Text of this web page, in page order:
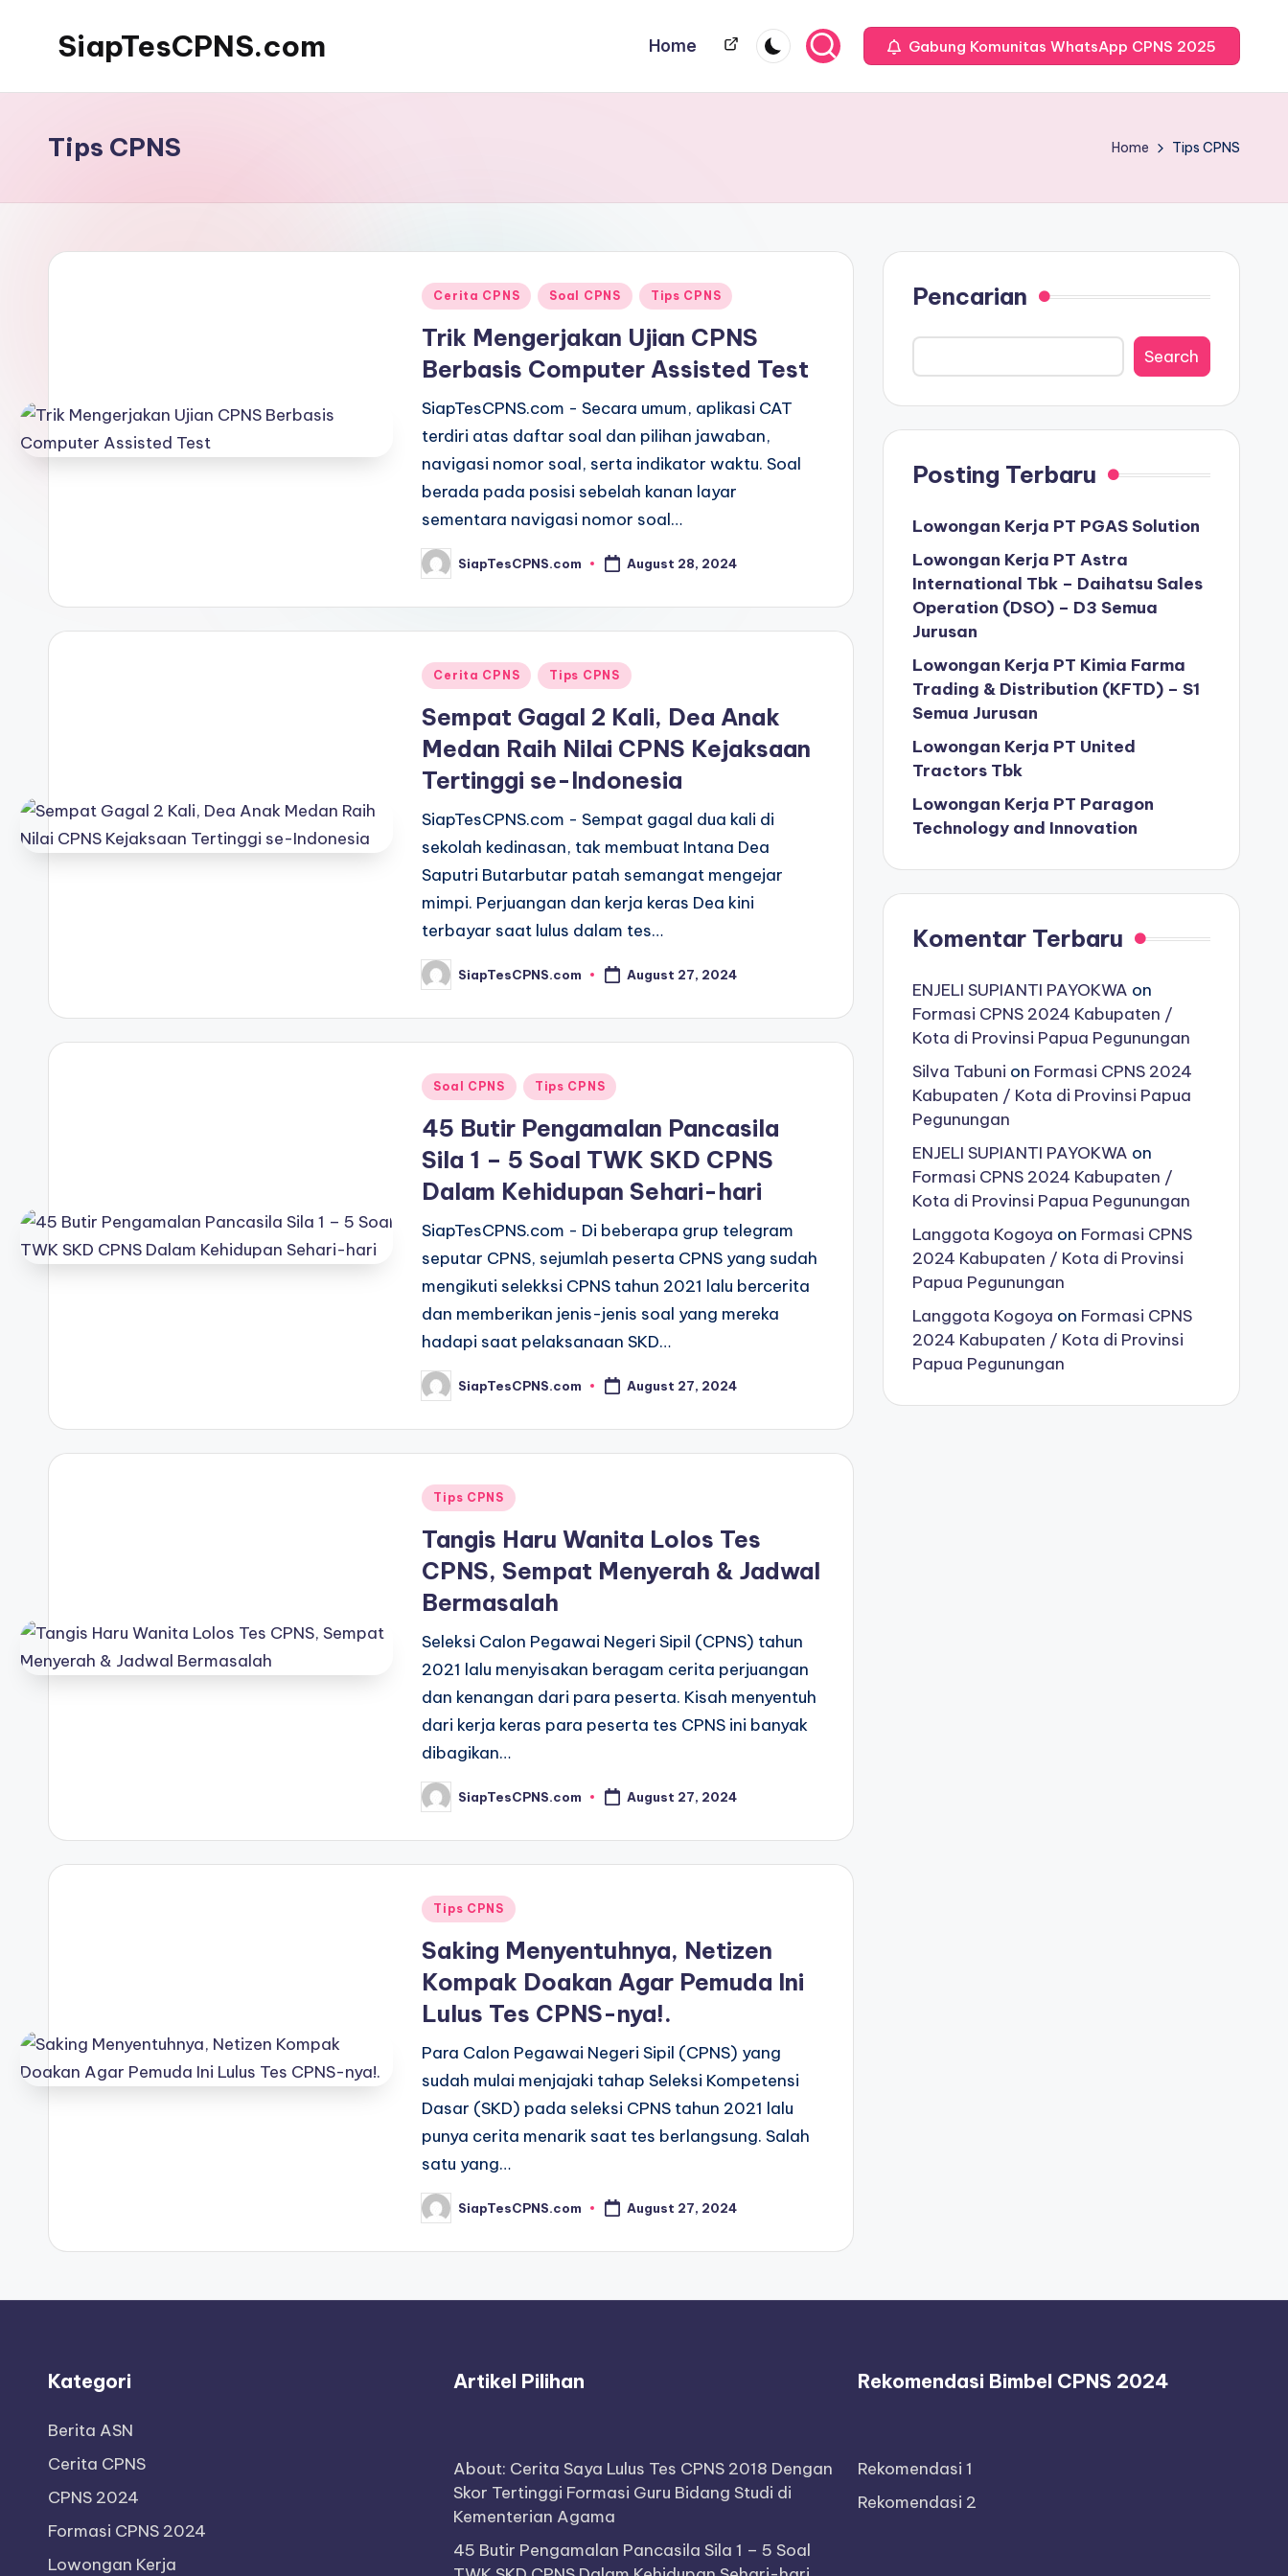
SiapTesCPNS.com Home Home Gabung Komunitas WhatsApp CPNS 2025
Tips CPNS Home Tips CPNS
Posted
Cerita CPNS Soal CPNS Tips CPNS
Trik Mengerjakan Ujian CPNS
Berbasis Computer Assisted Test
SiapTesCPNS.com - Secara umum, aplikasi CAT
terdiri atas daftar soal dan pilihan jawaban,
navigasi nomor soal, serta indikator waktu. Soal
berada pada posisi sebelah kanan layar
sementara navigasi nomor soal…
Posted
by
SiapTesCPNS.com August 28, 2024
Posted
Cerita CPNS Tips CPNS
Sempat Gagal 2 Kali, Dea Anak
Medan Raih Nilai CPNS Kejaksaan
Tertinggi se-Indonesia
SiapTesCPNS.com - Sempat gagal dua kali di
sekolah kedinasan, tak membuat Intana Dea
Saputri Butarbutar patah semangat mengejar
mimpi. Perjuangan dan kerja keras Dea kini
terbayar saat lulus dalam tes…
Posted
by
SiapTesCPNS.com August 27, 2024
Posted
Soal CPNS Tips CPNS
45 Butir Pengamalan Pancasila
Sila 1 – 5 Soal TWK SKD CPNS
Dalam Kehidupan Sehari-hari
SiapTesCPNS.com - Di beberapa grup telegram
seputar CPNS, sejumlah peserta CPNS yang sudah
mengikuti selekksi CPNS tahun 2021 lalu bercerita
dan memberikan jenis-jenis soal yang mereka
hadapi saat pelaksanaan SKD…
Posted
by
SiapTesCPNS.com August 27, 2024
Posted
Tips CPNS
Tangis Haru Wanita Lolos Tes
CPNS, Sempat Menyerah & Jadwal
Bermasalah
Seleksi Calon Pegawai Negeri Sipil (CPNS) tahun
2021 lalu menyisakan beragam cerita perjuangan
dan kenangan dari para peserta. Kisah menyentuh
dari kerja keras para peserta tes CPNS ini banyak
dibagikan…
Posted
by
SiapTesCPNS.com August 27, 2024
Posted
Tips CPNS
Saking Menyentuhnya, Netizen
Kompak Doakan Agar Pemuda Ini
Lulus Tes CPNS-nya!.
Para Calon Pegawai Negeri Sipil (CPNS) yang
sudah mulai menjajaki tahap Seleksi Kompetensi
Dasar (SKD) pada seleksi CPNS tahun 2021 lalu
punya cerita menarik saat tes berlangsung. Salah
satu yang…
Posted
by
SiapTesCPNS.com August 27, 2024
Pencarian
Search
Posting Terbaru
Lowongan Kerja PT PGAS Solution
Lowongan Kerja PT Astra
International Tbk – Daihatsu Sales
Operation (DSO) – D3 Semua
Jurusan
Lowongan Kerja PT Kimia Farma
Trading & Distribution (KFTD) – S1
Semua Jurusan
Lowongan Kerja PT United
Tractors Tbk
Lowongan Kerja PT Paragon
Technology and Innovation
Komentar Terbaru
ENJELI SUPIANTI PAYOKWA on
Formasi CPNS 2024 Kabupaten /
Kota di Provinsi Papua Pegunungan
Silva Tabuni on Formasi CPNS 2024
Kabupaten / Kota di Provinsi Papua
Pegunungan
ENJELI SUPIANTI PAYOKWA on
Formasi CPNS 2024 Kabupaten /
Kota di Provinsi Papua Pegunungan
Langgota Kogoya on Formasi CPNS
2024 Kabupaten / Kota di Provinsi
Papua Pegunungan
Langgota Kogoya on Formasi CPNS
2024 Kabupaten / Kota di Provinsi
Papua Pegunungan
Kategori
Berita ASN
Cerita CPNS
CPNS 2024
Formasi CPNS 2024
Lowongan Kerja
Artikel Pilihan
About: Cerita Saya Lulus Tes CPNS 2018 Dengan
Skor Tertinggi Formasi Guru Bidang Studi di
Kementerian Agama
45 Butir Pengamalan Pancasila Sila 1 – 5 Soal
Rekomendasi Bimbel CPNS 2024
Rekomendasi 1
Rekomendasi 2